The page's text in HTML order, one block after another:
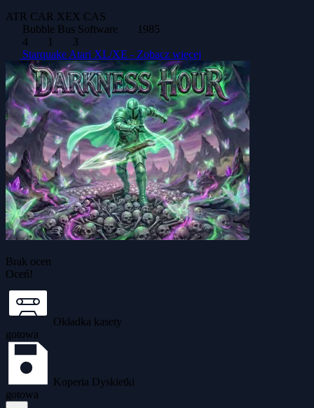
ATR CAR XEX CAS
Bubble Bus Software
1985
4
1
3
Starquake Atari XL/XE - Zobacz więcej
Brak ocen
Oceń!
Okładka kasety
gotowa
Koperta Dyskietki
gotowa